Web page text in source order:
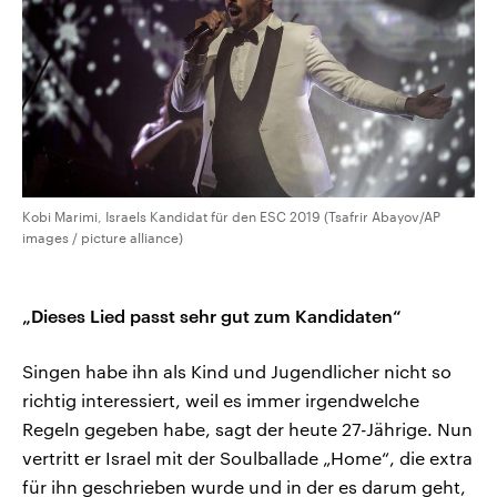
Kobi Marimi, Israels Kandidat für den ESC 2019 (Tsafrir Abayov/AP
images / picture alliance)
„Dieses Lied passt sehr gut zum Kandidaten“
Singen habe ihn als Kind und Jugendlicher nicht so
richtig interessiert, weil es immer irgendwelche
Regeln gegeben habe, sagt der heute 27-Jährige. Nun
vertritt er Israel mit der Soulballade „Home“, die extra
für ihn geschrieben wurde und in der es darum geht,